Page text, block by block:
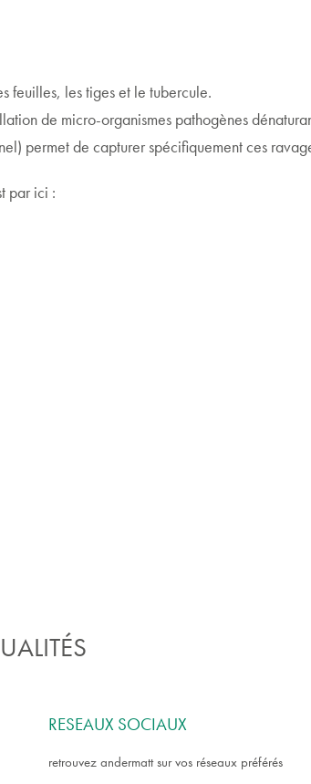
feuilles, les tiges et le tubercule.
de micro-organismes pathogènes
permet de capturer spécifiquement ces
par ici :
RESEAUX SOCIAUX
retrouvez andermatt sur vos réseaux préférés